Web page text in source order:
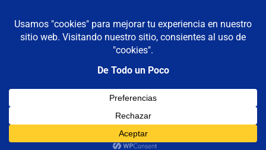
contenido
De todo un poco
Reflexiones,
Viajes
MENÚ
Etiqueta:diferencia